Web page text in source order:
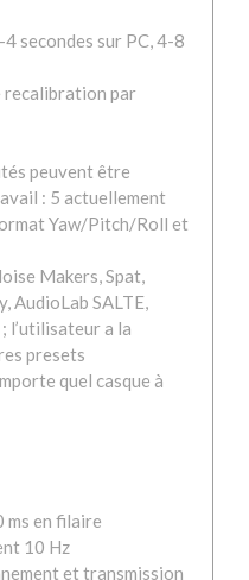
secondes sur PC, 4-8
par
peuvent être
: 5 actuellement
Yaw/Pitch/Roll et
Makers, Spat,
AudioLab SALTE,
l’utilisateur a la
presets
quel casque à
ms en filaire
10 Hz
et transmission